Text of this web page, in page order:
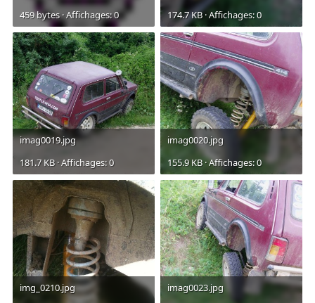
459 bytes · Affichages: 0
174.7 KB · Affichages: 0
imag0019.jpg
181.7 KB · Affichages: 0
imag0020.jpg
155.9 KB · Affichages: 0
img_0210.jpg
imag0023.jpg